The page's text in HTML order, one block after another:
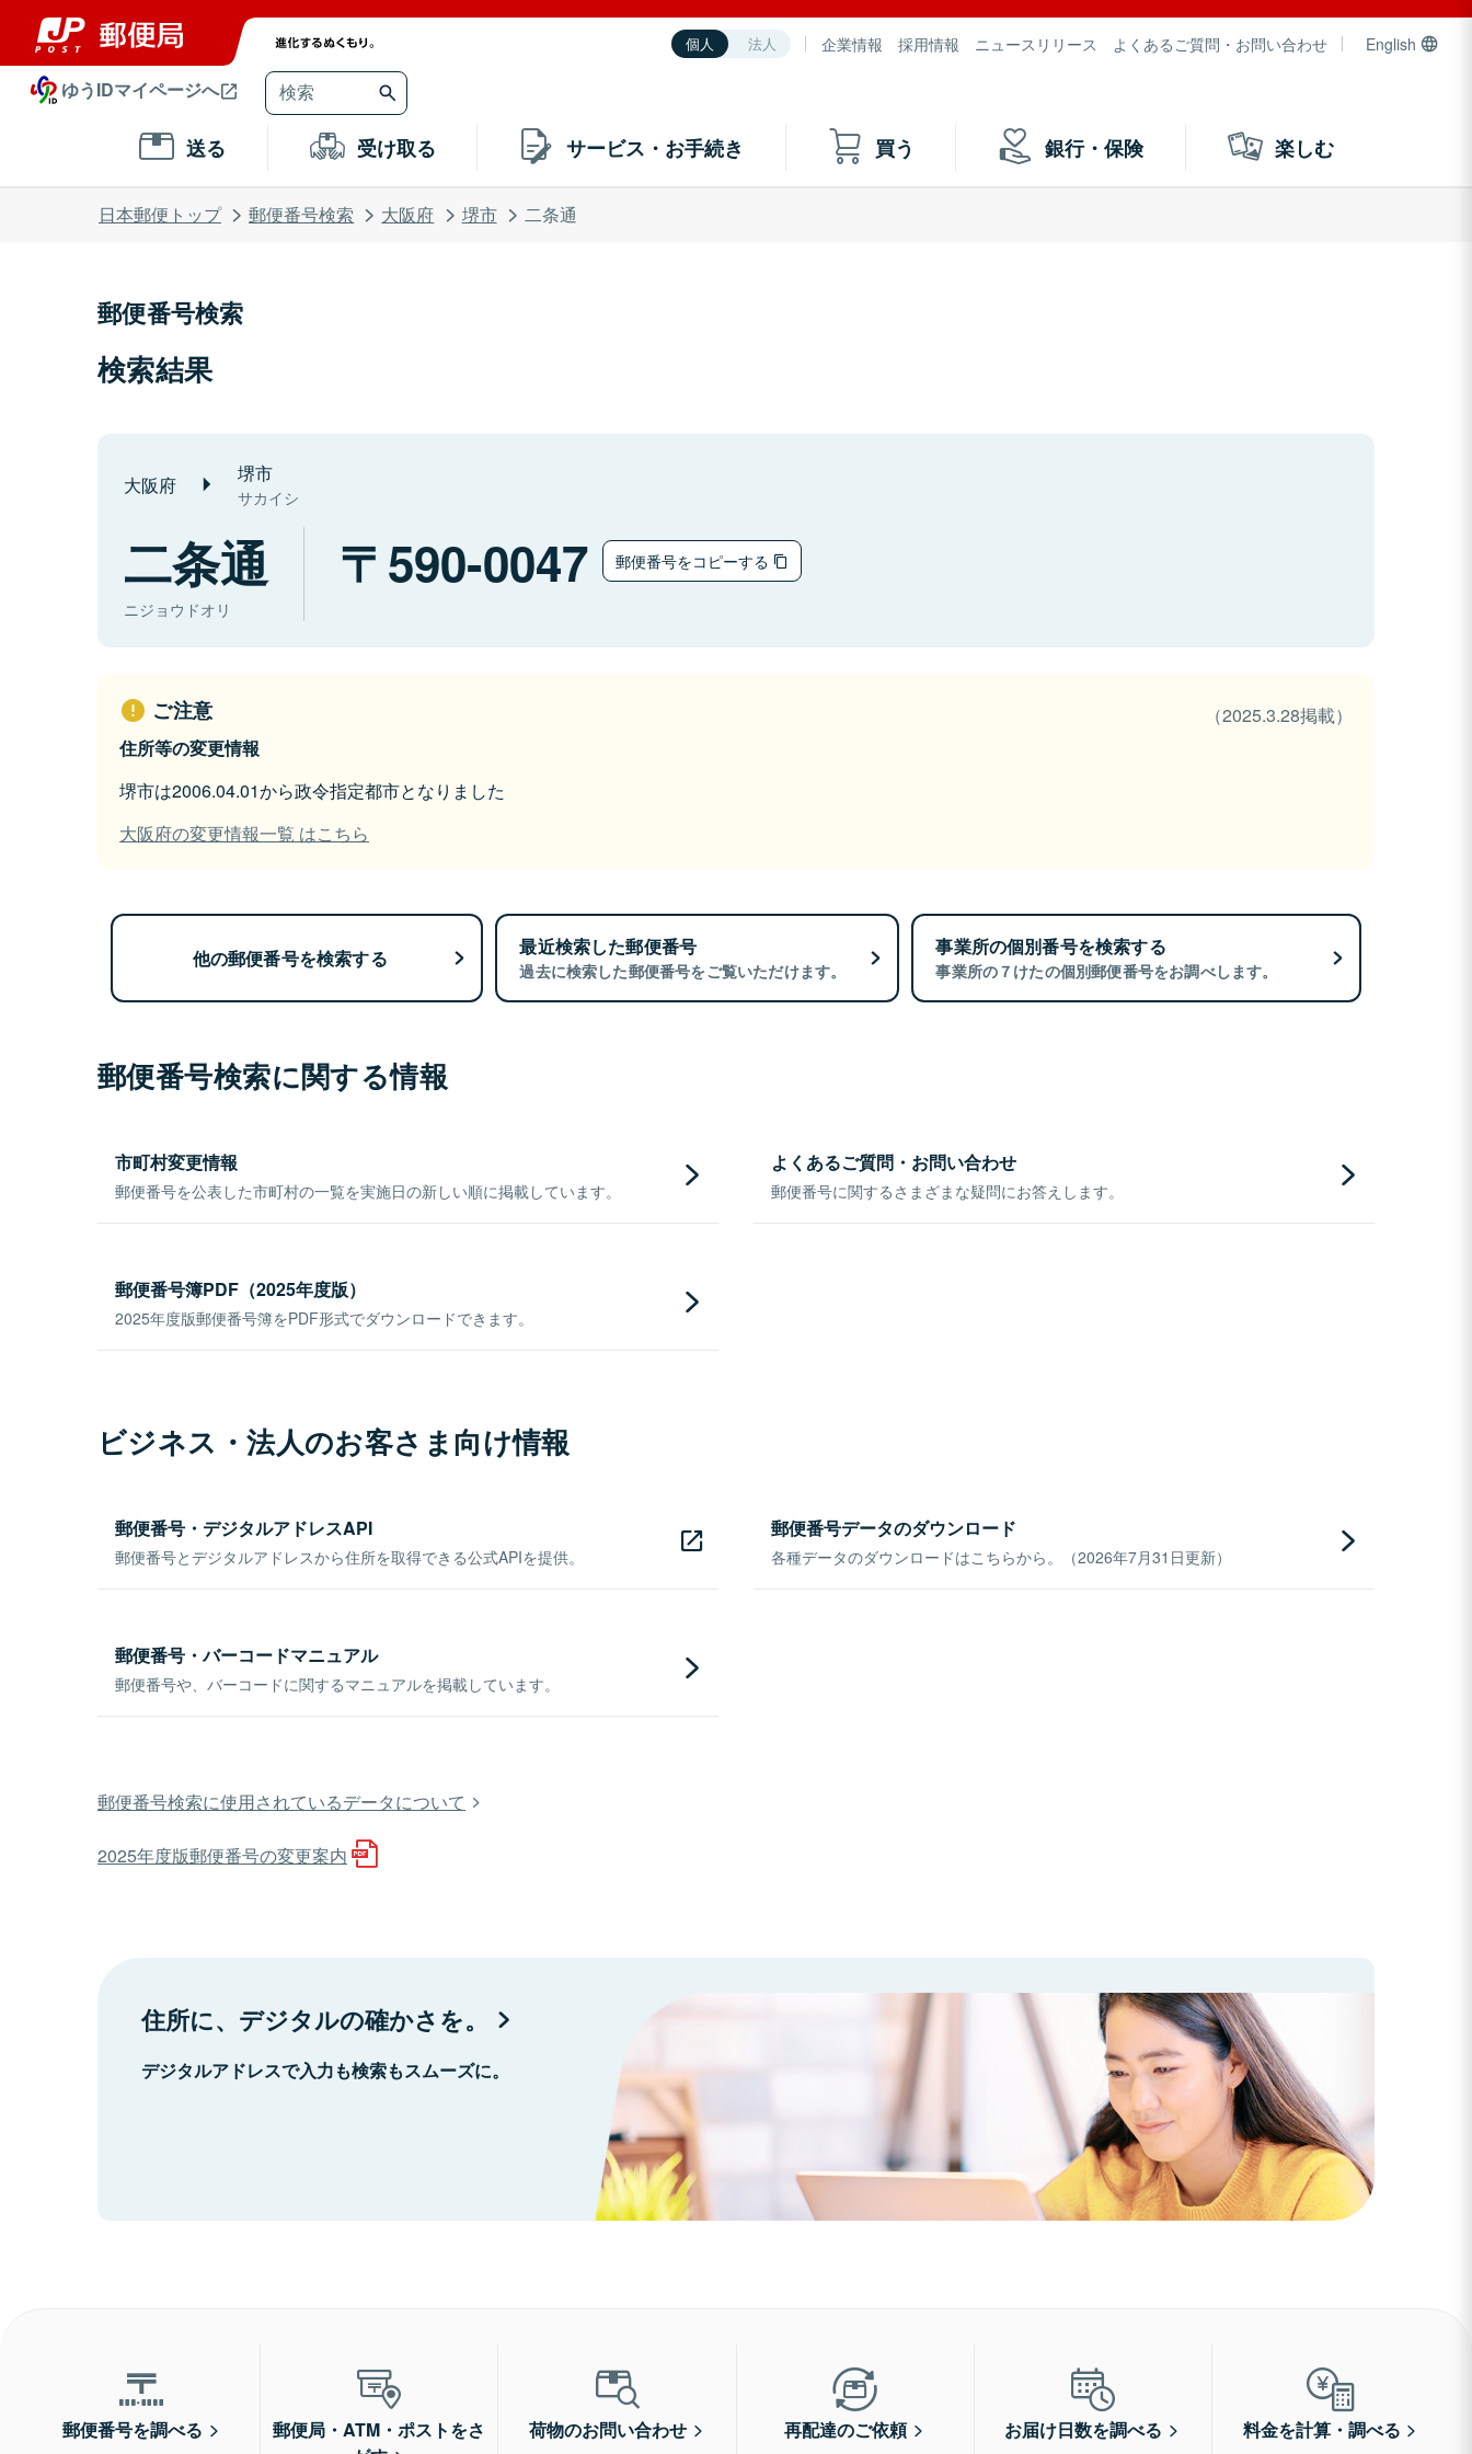
個人 法人 企業情報 採用情報 ニュースリリース よくあるご質問・お問い合わせ English
ゆうIDマイページへ
送る 受け取る サービス・お手続き 買う 銀行・保険 楽しむ
日本郵便トップ 郵便番号検索 大阪府 堺市 二条通
郵便番号検索
検索結果
大阪府 堺市
サカイシ
二条通
ニジョウドオリ
590-0047 郵便番号をコピーする
ご注意
（2025.3.28掲載）
住所等の変更情報
堺市は2006.04.01から政令指定都市となりました
大阪府の変更情報一覧 はこちら
他の郵便番号を検索する 最近検索した郵便番号
過去に検索した郵便番号をご覧いただけます。
事業所の個別番号を検索する
事業所の７けたの個別郵便番号をお調べします。
郵便番号検索に関する情報
市町村変更情報
郵便番号を公表した市町村の一覧を実施日の新しい順に掲載しています。
よくあるご質問・お問い合わせ
郵便番号に関するさまざまな疑問にお答えします。
郵便番号簿PDF（2025年度版）
2025年度版郵便番号簿をPDF形式でダウンロードできます。
ビジネス・法人のお客さま向け情報
郵便番号・デジタルアドレスAPI
郵便番号とデジタルアドレスから住所を取得できる公式APIを提供。
郵便番号データのダウンロード
各種データのダウンロードはこちらから。（2026年7月31日更新）
郵便番号・バーコードマニュアル
郵便番号や、バーコードに関するマニュアルを掲載しています。
郵便番号検索に使用されているデータについて
2025年度版郵便番号の変更案内
住所に、デジタルの確かさを。
デジタルアドレスで入力も検索もスムーズに。
郵便番号を調べる
郵便局・ATM・ポストをさ
荷物のお問い合わせ 再配達のご依頼 お届け日数を調べる 料金を計算・調べる